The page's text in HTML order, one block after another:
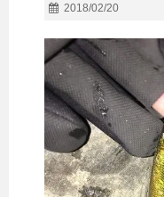
2018/02/20